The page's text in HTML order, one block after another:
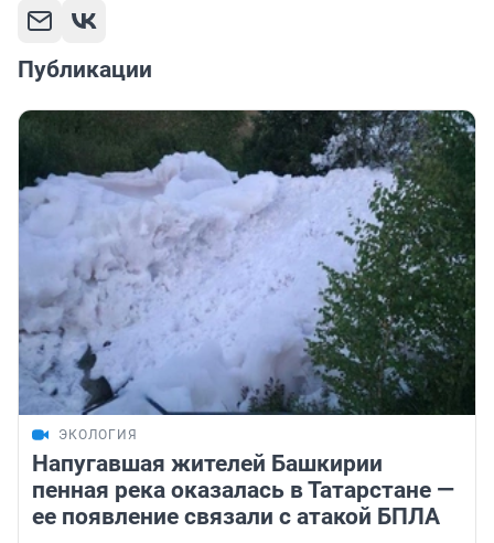
Публикации
ЭКОЛОГИЯ
Напугавшая жителей Башкирии
пенная река оказалась в Татарстане —
ее появление связали с атакой БПЛА